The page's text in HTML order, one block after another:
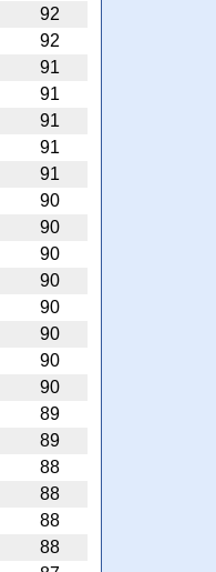
92
92
91
91
91
91
91
90
90
90
90
90
90
90
90
89
89
88
88
88
88